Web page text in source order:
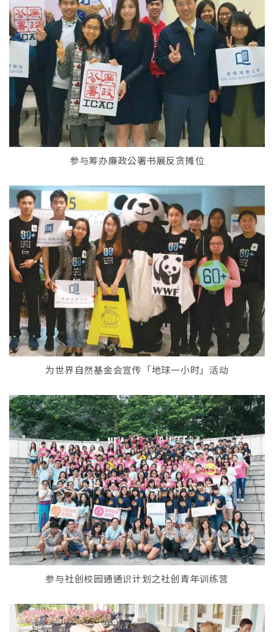
参与筹办廉政公署书展反贪摊位
为世界自然基金会宣传「地球一小时」活动
参与社创校园通通识计划之社创青年训练营